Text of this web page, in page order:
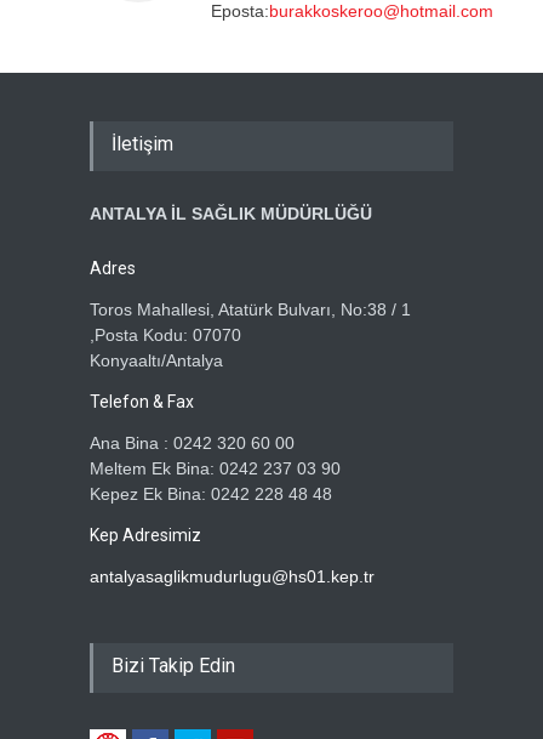
Eposta:burakkoskeroo@hotmail.com
İletişim
ANTALYA İL SAĞLIK MÜDÜRLÜĞÜ
Adres
Toros Mahallesi, Atatürk Bulvarı, No:38 / 1
,Posta Kodu: 07070
Konyaaltı/Antalya
Telefon & Fax
Ana Bina : 0242 320 60 00
Meltem Ek Bina: 0242 237 03 90
Kepez Ek Bina: 0242 228 48 48
Kep Adresimiz
antalyasaglikmudurlugu@hs01.kep.tr
Bizi Takip Edin